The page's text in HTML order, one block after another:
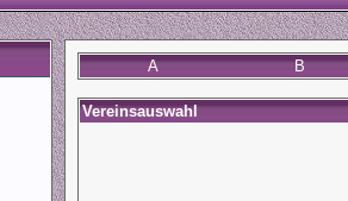
A B
Vereinsauswahl